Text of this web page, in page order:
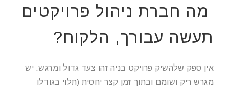
מה חברת ניהול פרויקטים
תעשה עבורך, הלקוח?
אין ספק שלהשיק פרויקט בניה זהו צעד גדול ומרגש. יש
מגרש ריק ושומם ובתוך זמן קצר יחסית (תלוי בגודלו